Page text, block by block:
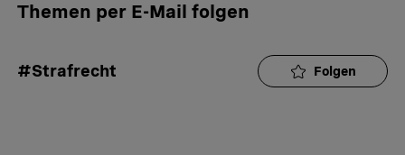
Themen per E-Mail folgen
#Strafrecht Folgen